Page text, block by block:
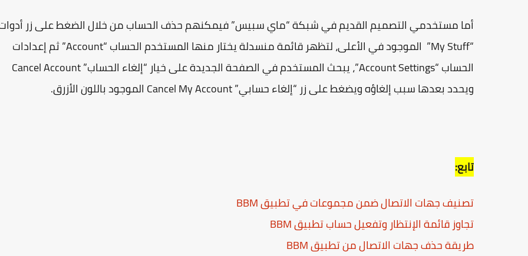
أما مستخدمي التصميم القديم في شبكة “ماي سبيس” فيمكنهم حذف الحساب من خلال الضغط على زر
“My Stuff” الموجود في الأعلى، لتظهر قائمة منسدلة يختار منها المستخدم الحساب “Account” ثم إعدادات
الحساب “Account Settings”، يبحث المستخدم في الصفحة الجديدة على خيار “إلغاء الحساب” Cancel Account
ويحدد بعدها سبب إلغاؤه ويضغط على زر “إلغاء حسابي” Cancel My Account الموجود باللون الأزرق.
تابع:
تصنيف جهات الاتصال ضمن مجموعات في تطبيق BBM
تجاوز قائمة الإنتظار وتفعيل حساب تطبيق BBM
طريقة حذف جهات الاتصال من تطبيق BBM